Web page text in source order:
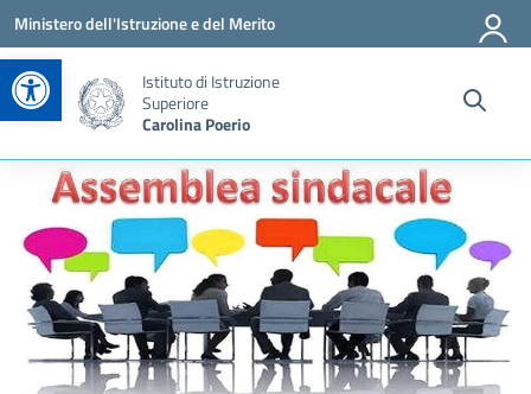
Apri la barra degli strumenti
Vai ai contenuti
Vai al menu di navigazione
Vai al footer
Ministero dell'Istruzione e del Merito
Istituto di Istruzione
Superiore
Carolina Poerio